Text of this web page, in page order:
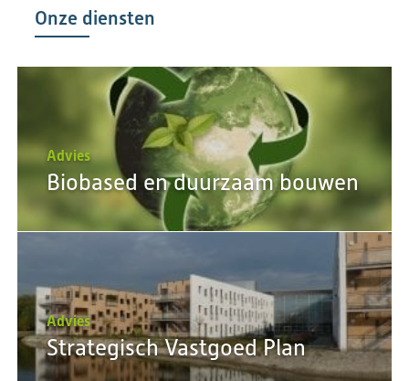
Onze diensten
Advies
Biobased en duurzaam bouwen
Advies
Strategisch Vastgoed Plan